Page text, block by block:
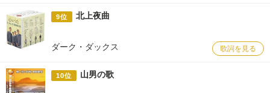
9位 北上夜曲
ダーク・ダックス 歌詞を見る
10位 山男の歌